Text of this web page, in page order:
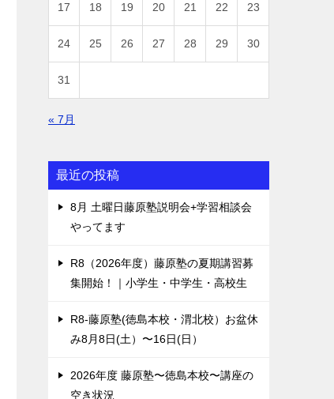
17 18 19 20 21 22 23
24 25 26 27 28 29 30
31
« 7月
最近の投稿
8月 土曜日藤原塾説明会+学習相談会
やってます
R8（2026年度）藤原塾の夏期講習募
集開始！｜小学生・中学生・高校生
R8-藤原塾(徳島本校・渭北校）お盆休
み8月8日(土）〜16日(日）
2026年度 藤原塾〜徳島本校〜講座の
空き状況